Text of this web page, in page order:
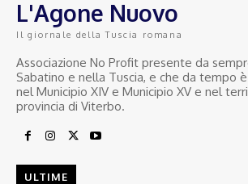
L'Agone Nuovo
Il giornale della Tuscia romana
Associazione No Profit presente da
Sabatino e nella Tuscia, e che da tempo
nel Municipio XIV e Municipio XV e nel
provincia di Viterbo.
ULTIME